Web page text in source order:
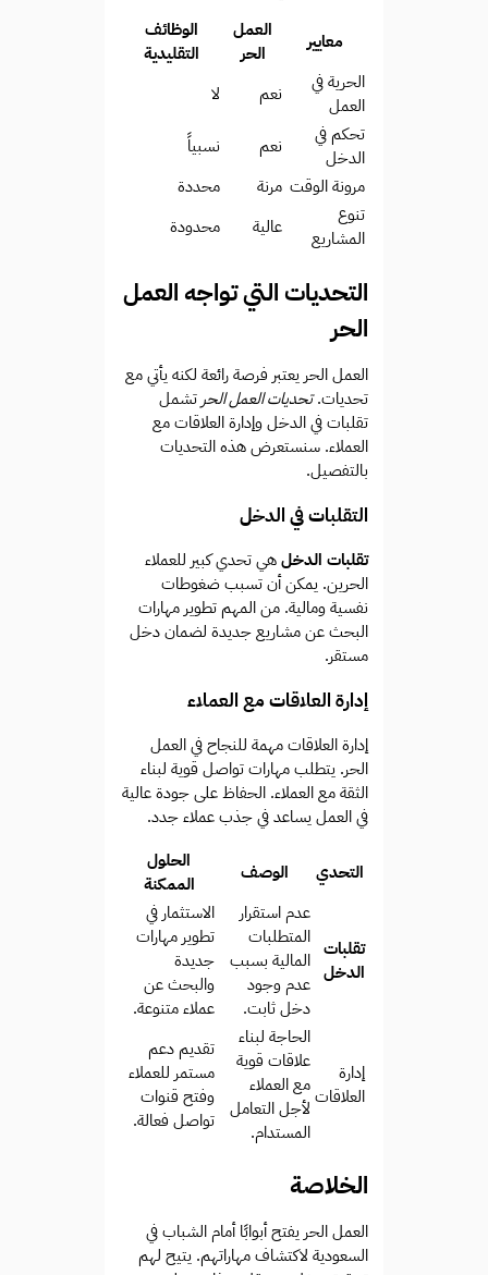
معايير
العمل
الحر
الوظائف
التقليدية
الحرية في
العمل
نعم
لا
تحكم في
الدخل
نعم
نسبياً
مرونة الوقت مرنة
محددة
تنوع
المشاريع
عالية محدودة
التحديات التي تواجه العمل
الحر
العمل الحر يعتبر فرصة رائعة لكنه يأتي مع
تحديات.تحديات العمل الحر تشمل
تقلبات في الدخل وإدارة العلاقات مع
العملاء. سنستعرض هذه التحديات
بالتفصيل.
التقلبات في الدخل
تقلبات الدخلهي تحدي كبير للعملاء
الحرين. يمكن أن تسبب ضغوطات
نفسية ومالية. من المهم تطوير مهارات
البحث عن مشاريع جديدة لضمان دخل
مستقر.
إدارة العلاقات مع العملاء
إدارة العلاقات مهمة للنجاح في العمل
الحر. يتطلب مهارات تواصل قوية لبناء
الثقة مع العملاء. الحفاظ على جودة عالية
في العمل يساعد في جذب عملاء جدد.
التحدي الوصف
الحلول
الممكنة
تقلبات
الدخل
عدم استقرار
المتطلبات
المالية بسبب
عدم وجود
دخل ثابت.
الاستثمار في
تطوير مهارات
جديدة
والبحث عن
عملاء متنوعة.
إدارة
العلاقات
الحاجة لبناء
علاقات قوية
مع العملاء
لأجل التعامل
المستدام.
تقديم دعم
مستمر للعملاء
وفتح قنوات
تواصل فعالة.
الخلاصة
العمل الحر يفتح أبوابًا أمام الشباب في
السعودية لاكتشاف مهاراتهم. يتيح لهم